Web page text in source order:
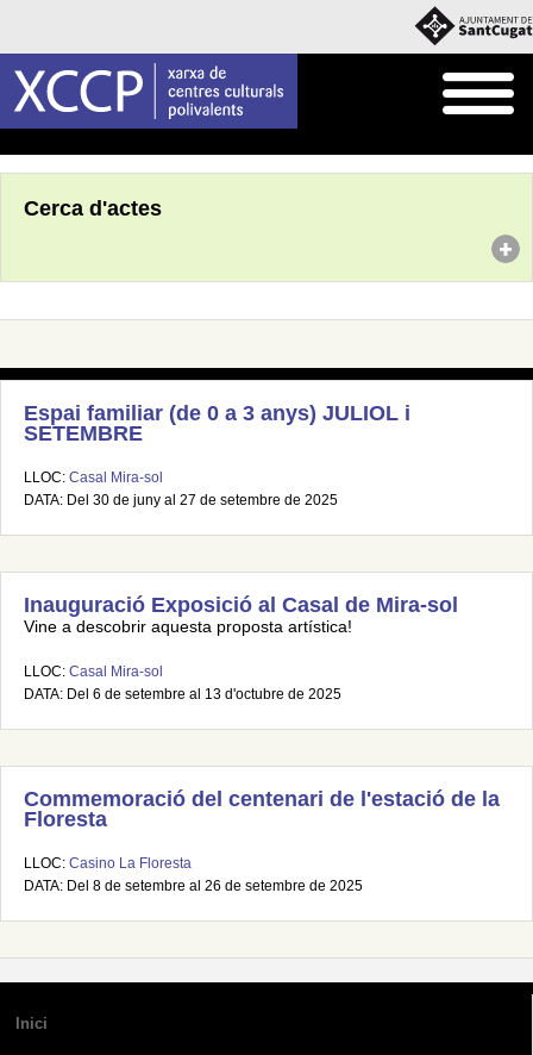
Cerca d'actes
Espai familiar (de 0 a 3 anys) JULIOL i
SETEMBRE
LLOC: Casal Mira-sol
DATA: Del 30 de juny al 27 de setembre de 2025
Inauguració Exposició al Casal de Mira-sol
Vine a descobrir aquesta proposta artística!
LLOC: Casal Mira-sol
DATA: Del 6 de setembre al 13 d'octubre de 2025
Commemoració del centenari de l'estació de la
Floresta
LLOC: Casino La Floresta
DATA: Del 8 de setembre al 26 de setembre de 2025
Inici